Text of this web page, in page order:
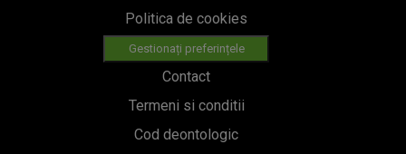
Politica de cookies
Gestionați preferințele
Contact
Termeni si conditii
Cod deontologic